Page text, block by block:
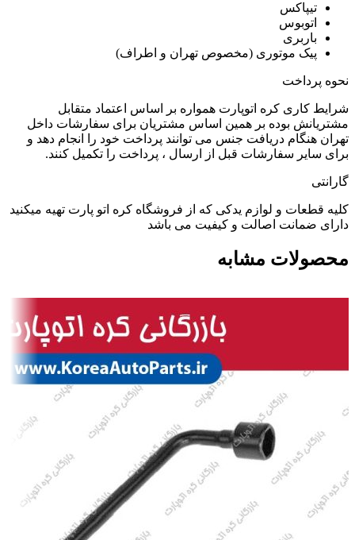
تیپاکس
اتوبوس
باربری
پیک موتوری (مخصوص تهران و اطراف)
نحوه پرداخت
شرایط کاری کره اتوپارت همواره بر اساس اعتماد متقابل
مشتریانش بوده بر همین اساس مشتریان برای سفارشات داخل
تهران هنگام دریافت جنس می توانند پرداخت خود را انجام دهد و
برای سایر سفارشات قبل از ارسال ، پرداخت را تکمیل کنند.
گارانتی
کلیه قطعات و لوازم یدکی که از فروشگاه کره اتو پارت تهیه میکنید
دارای ضمانت اصالت و کیفیت می باشد
محصولات مشابه